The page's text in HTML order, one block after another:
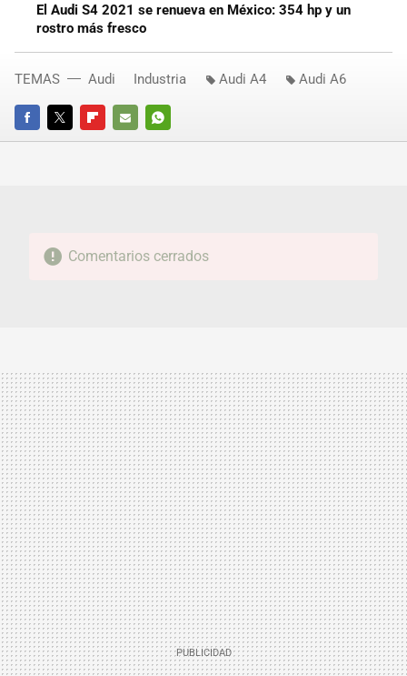
El Audi S4 2021 se renueva en México: 354 hp y un
rostro más fresco
FACEBOOKTWITTERFLIPBOARD
E-
WHATSAPP
TEMAS Audi Industria Audi A4 Audi A6
Comentarios cerrados